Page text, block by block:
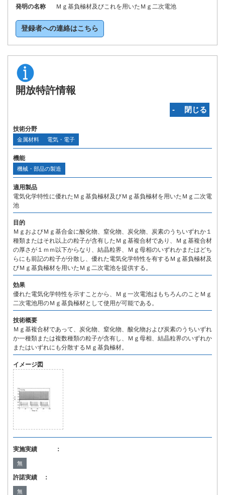
発明の名称
Ｍｇ基負極材及びこれを用いたＭｇ二次電池
登録者への連絡はこちら
開放特許情報
‐ 閉じる
技術分野
金属材料 電気・電子
機能
機械・部品の製造
適用製品
電気化学特性に優れたＭｇ基負極材及びＭｇ基負極材を用いたＭｇ二次電
池
目的
ＭｇおよびＭｇ基合金に酸化物、窒化物、炭化物、炭素のうちいずれか１
種類またはそれ以上の粒子が含有したＭｇ基複合材であり、Ｍｇ基複合材
の厚さが１ｍｍ以下からなり、結晶粒界、Ｍｇ母相のいずれかまたはどち
らにも前記の粒子が分散し、優れた電気化学特性を有するＭｇ基負極材及
びＭｇ基負極材を用いたＭｇ二次電池を提供する。
効果
優れた電気化学特性を示すことから、Ｍｇ一次電池はもちろんのことＭｇ
二次電池用のＭｇ基負極材として使用が可能である。
技術概要
Ｍｇ基複合材であって、炭化物、窒化物、酸化物および炭素のうちいずれ
か一種類または複数種類の粒子が含有し、Ｍｇ母相、結晶粒界のいずれか
またはいずれにも分散するＭｇ基負極材。
イメージ図
実施実績 ：
無
許諾実績 ：
無